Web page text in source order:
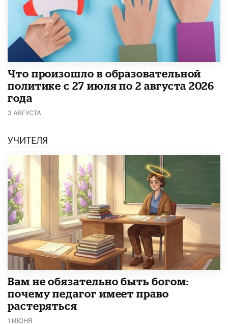
​Что произошло в образовательной
политике с 27 июля по 2 августа 2026
года
3 АВГУСТА
УЧИТЕЛЯ
​Вам не обязательно быть богом:
почему педагог имеет право
растеряться
1 ИЮНЯ